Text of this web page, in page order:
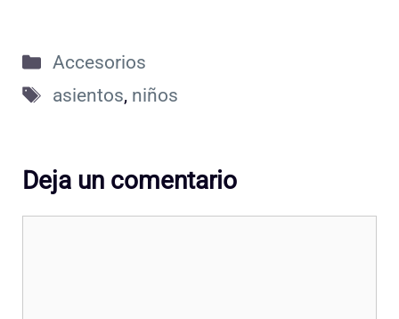
Categorías
Accesorios
Etiquetas
asientos, niños
Deja un comentario